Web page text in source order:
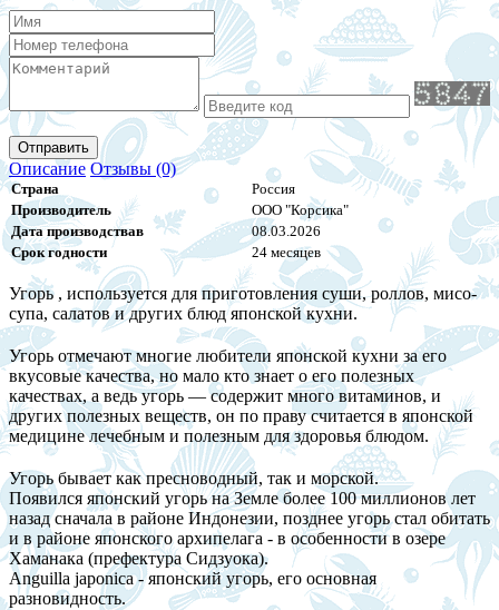
Отправить
Описание Отзывы (0)
Страна
Россия
Производитель
ООО "Корсика"
Дата производствав
08.03.2026
Срок годности
24 месяцев
Угорь , используется для приготовления суши, роллов, мисо-
супа, салатов и других блюд японской кухни.
Угорь отмечают многие любители японской кухни за его
вкусовые качества, но мало кто знает о его полезных
качествах, а ведь угорь — содержит много витаминов, и
других полезных веществ, он по праву считается в японской
медицине лечебным и полезным для здоровья блюдом.
Угорь бывает как пресноводный, так и морской.
Появился японский угорь на Земле более 100 миллионов лет
назад сначала в районе Индонезии, позднее угорь стал обитать
и в районе японского архипелага - в особенности в озере
Хаманака (префектура Сидзуока).
Anguilla japonica - японский угорь, его основная
разновидность.